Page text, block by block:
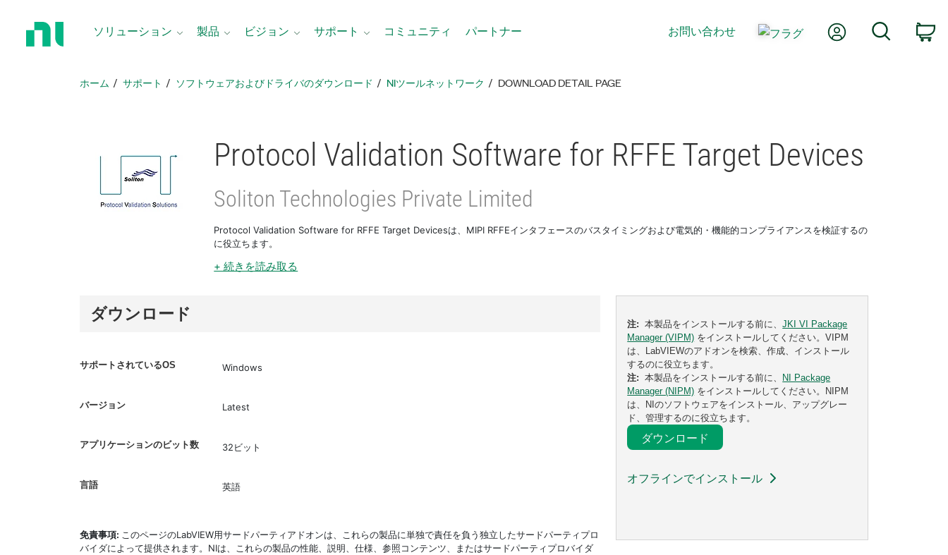
ソリューション 製品 ビジョン サポート コミュニティ パートナー お問い合わせ Myアカウント
ホーム サポート ソフトウェアおよびドライバのダウンロード NIツールネットワーク DOWNLOAD DETAIL PAGE
Protocol Validation Software for RFFE Target Devices
Soliton Technologies Private Limited
Protocol Validation Software for RFFE Target Devicesは、MIPI RFFEインタフェースのバスタイミングおよび電気的・機能的コンプライアンスを検証するの
に役立ちます。
+ 続きを読み取る
ダウンロード
サポートされているOS Windows
バージョン Latest
アプリケーションのビット数 32ビット
言語 英語
免責事項: このページのLabVIEW用サードパーティアドオンは、これらの製品に単独で責任を負う独立したサードパーティプロ
バイダによって提供されます。NIは、これらの製品の性能、説明、仕様、参照コンテンツ、またはサードパーティプロバイダ
注:本製品をインストールする前に、JKI VI Package
Manager (VIPM) をインストールしてください。VIPM
は、LabVIEWのアドオンを検索、作成、インストール
するのに役立ちます。
注:本製品をインストールする前に、 NI Package
Manager (NIPM) をインストールしてください。NIPM
は、NIのソフトウェアをインストール、アップグレー
ド、管理するのに役立ちます。
ダウンロード
オフラインでインストール